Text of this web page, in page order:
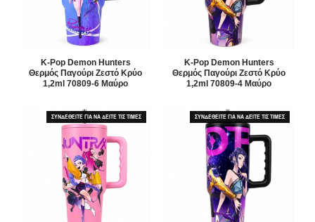
K-Pop Demon Hunters
Θερμός Παγούρι Ζεστό Κρύο
1,2ml 70809-6 Μαύρο
K-Pop Demon Hunters
Θερμός Παγούρι Ζεστό Κρύο
1,2ml 70809-4 Μαύρο
ΣΥΝΔΕΘΕΙΤΕ ΓΙΑ ΝΑ ΔΕΙΤΕ ΤΙΣ ΤΙΜΕΣ ΣΥΝΔΕΘΕΙΤΕ ΓΙΑ ΝΑ ΔΕΙΤΕ ΤΙΣ ΤΙΜΕΣ